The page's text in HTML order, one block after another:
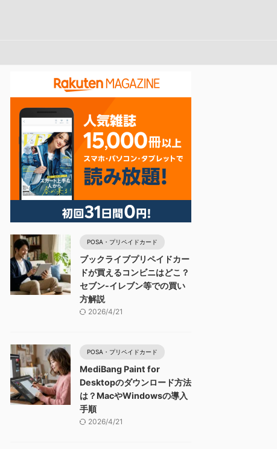
POSA・プリペイドカード
ブックライブプリペイドカー
ドが買えるコンビニはどこ？
セブン-イレブン等での買い
方解説
2026/4/21
POSA・プリペイドカード
MediBang Paint for
Desktopのダウンロード方法
は？MacやWindowsの導入
手順
2026/4/21